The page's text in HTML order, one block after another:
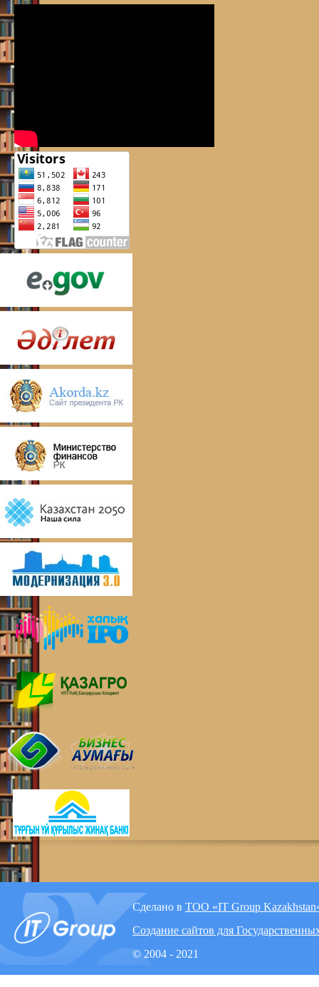
Сделано в ТОО «IT Group
Создание сайтов для
© 2004 - 2021